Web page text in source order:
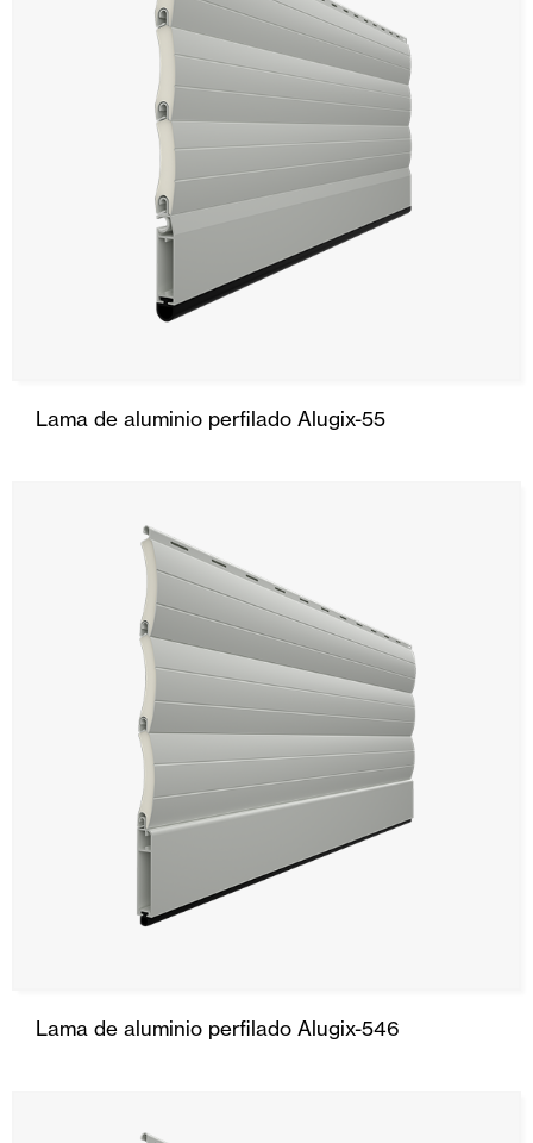
Lama de aluminio perfilado Alugix-55
Lama de aluminio perfilado Alugix-546